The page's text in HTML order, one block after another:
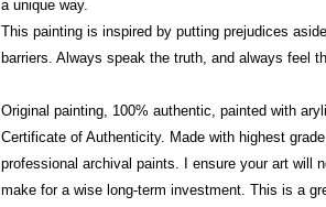
a unique way.
This painting is inspired by putting prejudices
barriers. Always speak the truth, and always feel
Original painting, 100% authentic, painted with
Certificate of Authenticity. Made with highest
professional archival paints. I ensure your art will
make for a wise long-term investment. This is a